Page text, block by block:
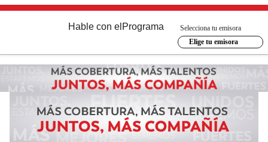
Hable con el Programa
Selecciona tu emisora
Elige tu emisora